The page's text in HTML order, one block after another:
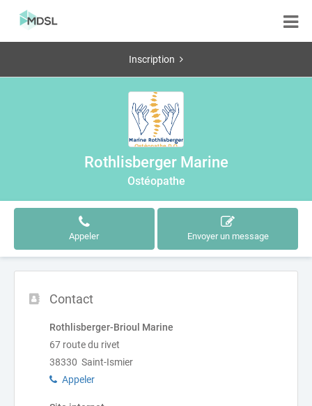
Inscription
Rothlisberger Marine
Ostéopathe
Appeler Envoyer un message
Contact
Rothlisberger-Brioul Marine
67 route du rivet
38330 Saint-Ismier
Appeler